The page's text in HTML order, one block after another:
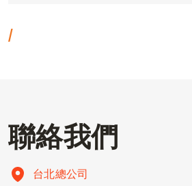
多針鏈縫機
平縫機
電控說明書
型錄下載
投資人關係
公司治理
財務資訊
高林文創基金會
菁英招募
/
聯絡我們
台北總公司